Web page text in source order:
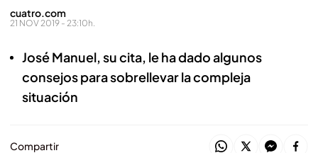
cuatro.com
21 NOV 2019 - 23:10h.
José Manuel, su cita, le ha dado algunos
consejos para sobrellevar la compleja
situación
Compartir